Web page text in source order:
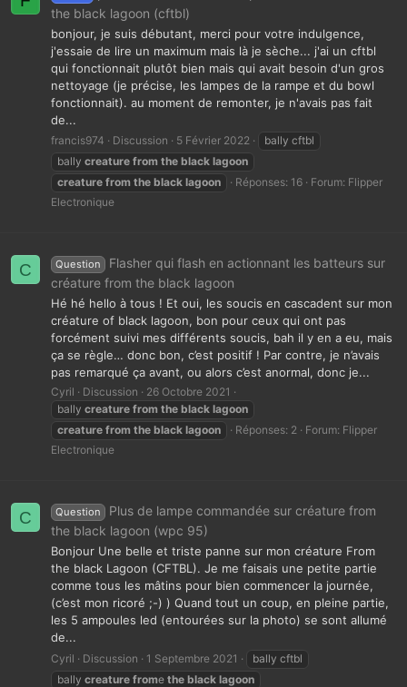
the black lagoon (cftbl)
bonjour, je suis débutant, merci pour votre indulgence,
j'essaie de lire un maximum mais là je sèche... j'ai un cftbl
qui fonctionnait plutôt bien mais qui avait besoin d'un gros
nettoyage (je précise, les lampes de la rampe et du bowl
fonctionnait). au moment de remonter, je n'avais pas fait
de...
francis974 Discussion 5 Février 2022
bally cftbl
bally creature from the black lagoon
creature from the black lagoon Réponses: 16 Forum: Flipper
Electronique
C Question
Flasher qui flash en actionnant les batteurs sur
créature from the black lagoon
Hé hé hello à tous ! Et oui, les soucis en cascadent sur mon
créature of black lagoon, bon pour ceux qui ont pas
forcément suivi mes différents soucis, bah il y en a eu, mais
ça se règle… donc bon, c’est positif ! Par contre, je n’avais
pas remarqué ça avant, ou alors c’est anormal, donc je...
Cyril Discussion
26 Octobre 2021
bally creature from the black lagoon
creature from the black lagoon Réponses: 2 Forum: Flipper
Electronique
C Question
Plus de lampe commandée sur créature from
the black lagoon (wpc 95)
Bonjour Une belle et triste panne sur mon créature From
the black Lagoon (CFTBL). Je me faisais une petite partie
comme tous les mâtins pour bien commencer la journée,
(c’est mon ricoré ;-) ) Quand tout un coup, en pleine partie,
les 5 ampoules led (entourées sur la photo) se sont allumé
de...
Cyril Discussion 1 Septembre 2021
bally cftbl
bally creature frome the black lagoon